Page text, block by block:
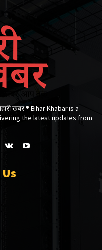
खबर ®​ Bihar Khabar is a
the latest updates from